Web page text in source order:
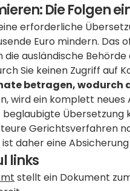
Die Folgen
erforderliche
Euro mindern. Das
die ausländische
Sie keinen Zugriff auf
betragen,
wird ein komplett
Übersetzung
Gerichtsverfahren
ist daher eine
links
stellt ein Dokument